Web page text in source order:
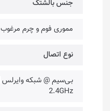
جنس بالشتک
مموری فوم و چرم مرغوب
نوع اتصال
2.4GHz